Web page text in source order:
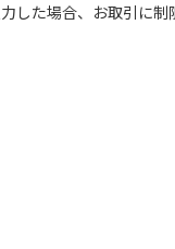
した場合、お取引に制